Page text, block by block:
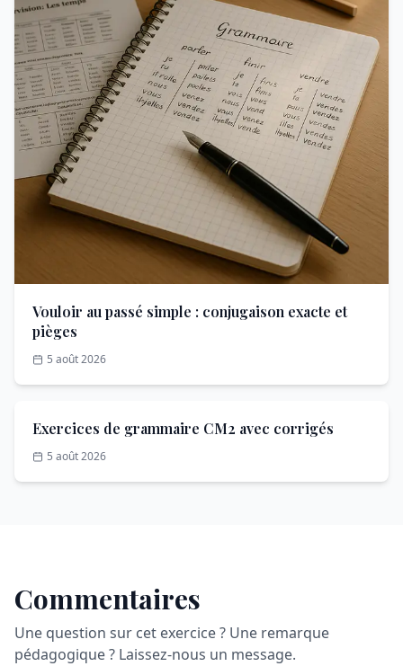
Vouloir au passé simple : conjugaison exacte et
pièges
5 août 2026
Exercices de grammaire CM2 avec corrigés
5 août 2026
Commentaires
Une question sur cet exercice ? Une remarque
pédagogique ? Laissez-nous un message.